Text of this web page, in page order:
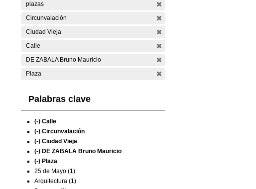
plazas
Circunvalación
Ciudad Vieja
Calle
DE ZABALA Bruno Mauricio
Plaza
Palabras clave
(-) Calle
(-) Circunvalación
(-) Ciudad Vieja
(-) DE ZABALA Bruno Mauricio
(-) Plaza
25 de Mayo (1)
Arquitectura (1)